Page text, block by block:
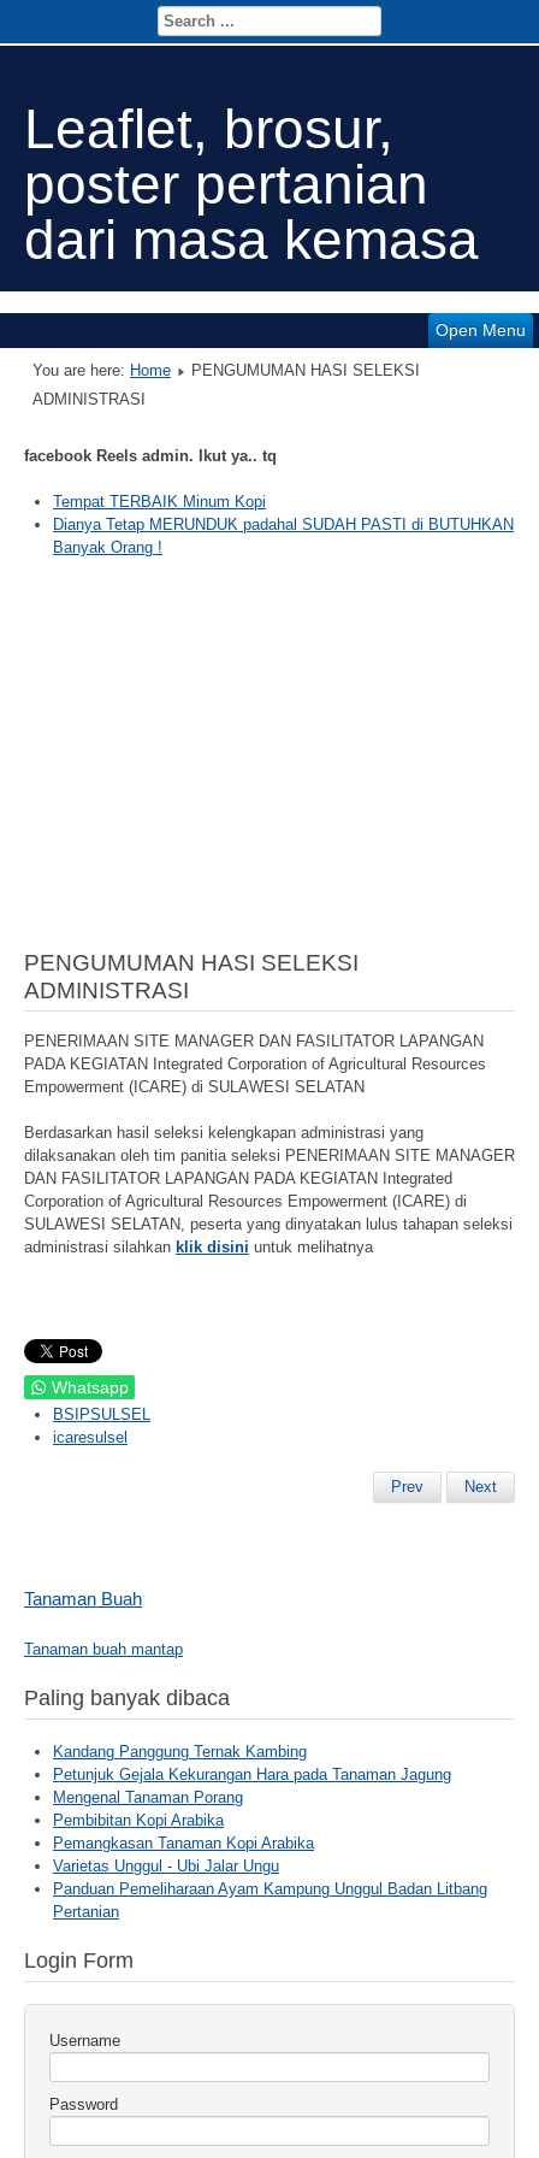
Leaflet, brosur,
poster pertanian
dari masa kemasa
Open Menu
You are here: Home
PENGUMUMAN HASI SELEKSI
ADMINISTRASI
facebook Reels admin. Ikut ya.. tq
Tempat TERBAIK Minum Kopi
Dianya Tetap MERUNDUK padahal SUDAH PASTI di BUTUHKAN
Banyak Orang !
PENGUMUMAN HASI SELEKSI
ADMINISTRASI
PENERIMAAN SITE MANAGER DAN FASILITATOR LAPANGAN
PADA KEGIATAN Integrated Corporation of Agricultural Resources
Empowerment (ICARE) di SULAWESI SELATAN
Berdasarkan hasil seleksi kelengkapan administrasi yang
dilaksanakan oleh tim panitia seleksi PENERIMAAN SITE MANAGER
DAN FASILITATOR LAPANGAN PADA KEGIATAN Integrated
Corporation of Agricultural Resources Empowerment (ICARE) di
SULAWESI SELATAN, peserta yang dinyatakan lulus tahapan seleksi
administrasi silahkan klik disini untuk melihatnya
Whatsapp
BSIPSULSEL
icaresulsel
Prev Next
Tanaman Buah
Tanaman buah mantap
Paling banyak dibaca
Kandang Panggung Ternak Kambing
Petunjuk Gejala Kekurangan Hara pada Tanaman Jagung
Mengenal Tanaman Porang
Pembibitan Kopi Arabika
Pemangkasan Tanaman Kopi Arabika
Varietas Unggul - Ubi Jalar Ungu
Panduan Pemeliharaan Ayam Kampung Unggul Badan Litbang
Pertanian
Login Form
Username
Password